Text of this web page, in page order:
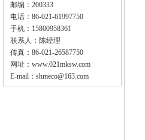
邮编：200333
电话：86-021-61997750
手机：15800958361
联系人：陈经理
传真：86-021-26587750
网址： www.021mksw.com
E-mail： shmeco@163.com